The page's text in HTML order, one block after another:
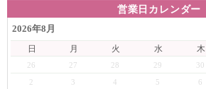
営業日カレンダー
2026年8月
日 月 火 水 木
26 27 28 29 30
3 4 5 6